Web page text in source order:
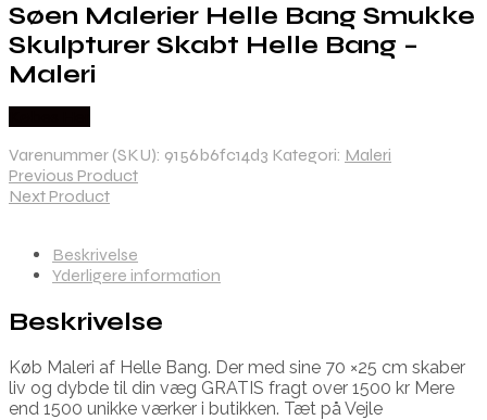
Søen Malerier Helle Bang Smukke
Skulpturer Skabt Helle Bang –
Maleri
Varenummer (SKU): 9156b6fc14d3 Kategori: Maleri
Previous Product
Next Product
Beskrivelse
Yderligere information
Beskrivelse
Køb Maleri af Helle Bang. Der med sine 70 ×25 cm skaber
liv og dybde til din væg GRATIS fragt over 1500 kr Mere
end 1500 unikke værker i butikken. Tæt på Vejle